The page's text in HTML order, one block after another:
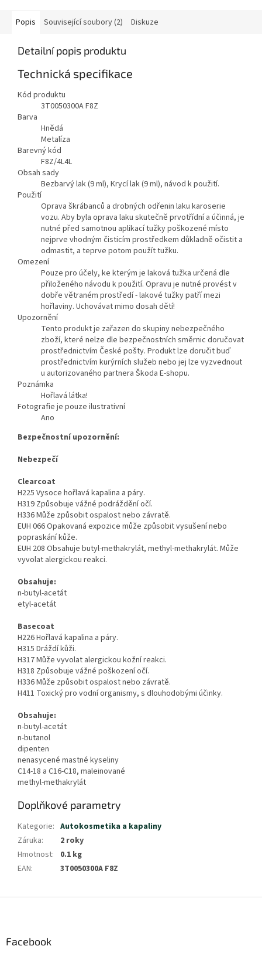
Popis Související soubory (2) Diskuze
Detailní popis produktu
Technická specifikace
Kód produktu
3T0050300A F8Z
Barva
Hnědá
Metalíza
Barevný kód
F8Z/4L4L
Obsah sady
Bezbarvý lak (9 ml), Krycí lak (9 ml), návod k použití.
Použití
Oprava škrábanců a drobných odřenin laku karoserie
vozu. Aby byla oprava laku skutečně prvotřídní a účinná, je
nutné před samotnou aplikací tužky poškozené místo
nejprve vhodným čisticím prostředkem důkladně očistit a
odmastit, a teprve potom použít tužku.
Omezení
Pouze pro účely, ke kterým je laková tužka určená dle
přiloženého návodu k použití. Opravu je nutné provést v
dobře větraném prostředí - lakové tužky patří mezi
hořlaviny. Uchovávat mimo dosah dětí!
Upozornění
Tento produkt je zařazen do skupiny nebezpečného
zboží, které nelze dle bezpečnostních směrnic doručovat
prostřednictvím České pošty. Produkt lze doručit buď
prostřednictvím kurýrních služeb nebo jej lze vyzvednout
u autorizovaného partnera Škoda E-shopu.
Poznámka
Hořlavá látka!
Fotografie je pouze ilustrativní
Ano
Bezpečnostní upozornění:
Nebezpečí
Clearcoat
H225 Vysoce hořlavá kapalina a páry.
H319 Způsobuje vážné podráždění očí.
H336 Může způsobit ospalost nebo závratě.
EUH 066 Opakovaná expozice může způsobit vysušení nebo
popraskání kůže.
EUH 208 Obsahuje butyl-methakrylát, methyl-methakrylát. Může
vyvolat alergickou reakci.
Obsahuje:
n-butyl-acetát
etyl-acetát
Basecoat
H226 Hořlavá kapalina a páry.
H315 Dráždí kůži.
H317 Může vyvolat alergickou kožní reakci.
H318 Způsobuje vážné poškození očí.
H336 Může způsobit ospalost nebo závratě.
H411 Toxický pro vodní organismy, s dlouhodobými účinky.
Obsahuje:
n-butyl-acetát
n-butanol
dipenten
nenasycené mastné kyseliny
C14-18 a C16-C18, maleinované
methyl-methakrylát
Doplňkové parametry
Kategorie: Autokosmetika a kapaliny
Záruka:
2 roky
Hmotnost:
0.1 kg
EAN: 3T0050300A F8Z
Facebook